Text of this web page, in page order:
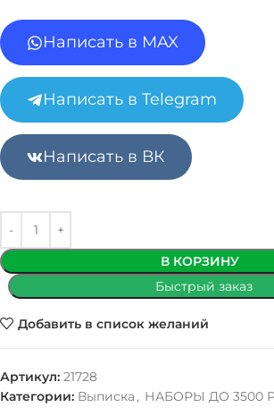
Написать в MAX
Написать в Telegram
Написать в ВК
В КОРЗИНУ
Быстрый заказ
Добавить в список желаний
Артикул: 21728
Категории: Выписка , НАБОРЫ ДО 3500